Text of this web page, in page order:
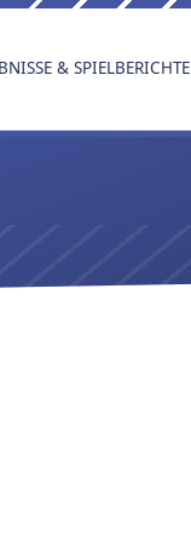
& SPIELBERICHTE